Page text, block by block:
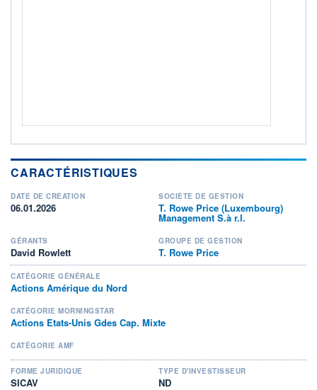
+ PORTEFEUILLE + LISTE
CARACTÉRISTIQUES
DATE DE CRÉATION
06.01.2026
SOCIÉTÉ DE GESTION
T. Rowe Price (Luxembourg)
Management S.à r.l.
GÉRANTS
David Rowlett
GROUPE DE GESTION
T. Rowe Price
CATÉGORIE GÉNÉRALE
Actions Amérique du Nord
CATÉGORIE MORNINGSTAR
Actions Etats-Unis Gdes Cap. Mixte
CATÉGORIE AMF
FORME JURIDIQUE
SICAV
TYPE D'INVESTISSEUR
ND